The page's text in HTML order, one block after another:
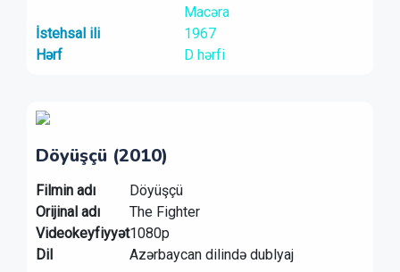
Macəra
İstehsal ili
1967
Hərf
D hərfi
Döyüşçü (2010)
Filmin adı
Döyüşçü
Orijinal adı
The Fighter
Videokeyfiyyət1080p
Dil
Azərbaycan dilində dublyaj